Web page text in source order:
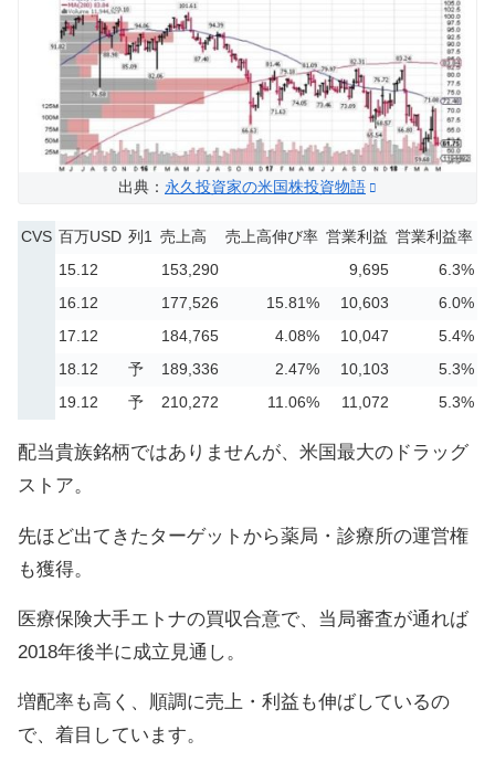
出典： 永久投資家の米国株投資物語
CVS 百万USD 列1 売上高 売上高伸び率 営業利益 営業利益率
15.12
153,290 9,695
6.3%
16.12
177,526 15.81% 10,603
6.0%
17.12
184,765 4.08% 10,047
5.4%
18.12
予 189,336 2.47% 10,103
5.3%
19.12
予 210,272 11.06% 11,072 5.3%
配当貴族銘柄ではありませんが、米国最大のドラッグ
ストア。
先ほど出てきたターゲットから薬局・診療所の運営権
も獲得。
医療保険大手エトナの買収合意で、当局審査が通れば
2018年後半に成立見通し。
増配率も高く、順調に売上・利益も伸ばしているの
で、着目しています。